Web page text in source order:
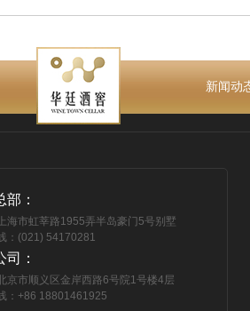
新闻动
部：
海市虹莘路1955弄半岛豪门5号别墅
：(021) 54170281
司：
京市顺义区金岸西路6号院1号楼4层
：+86 18801461925